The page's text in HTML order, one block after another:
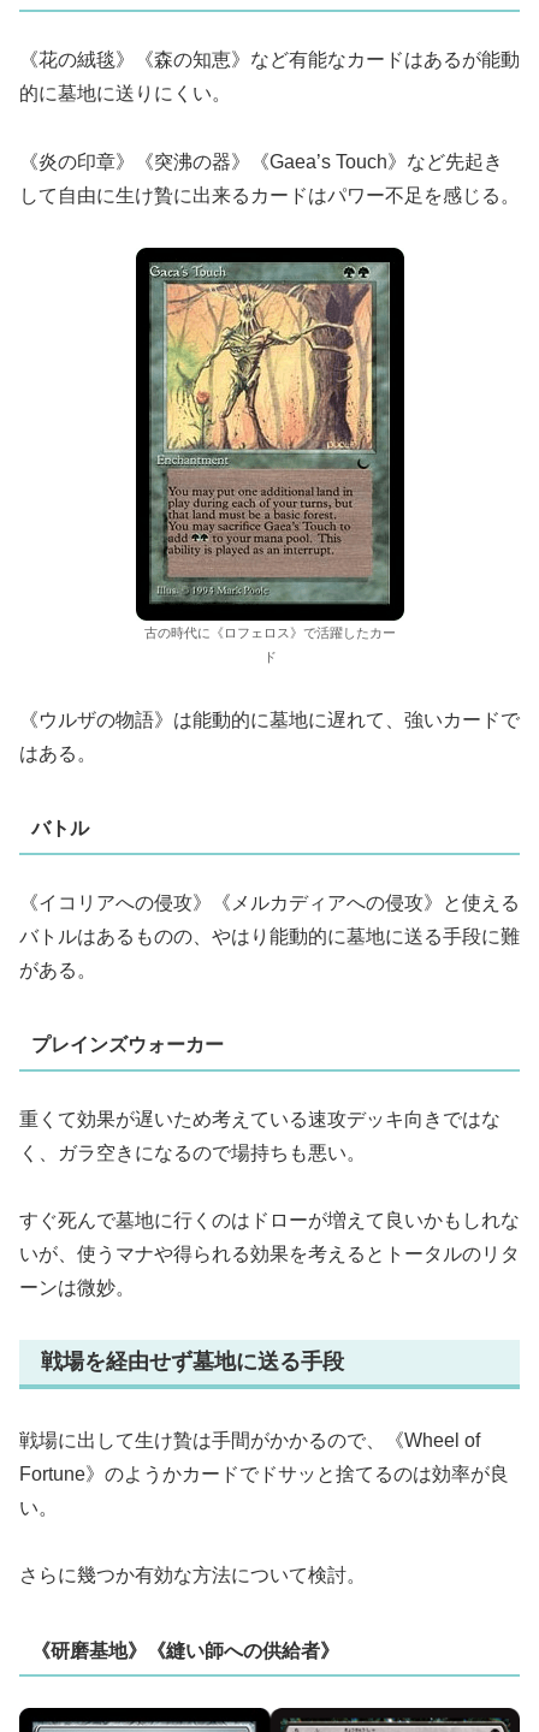
《花の絨毯》《森の知恵》など有能なカードはあるが能動
的に墓地に送りにくい。
《炎の印章》《突沸の器》《Gaea’s Touch》など先起き
して自由に生け贄に出来るカードはパワー不足を感じる。
古の時代に《ロフェロス》で活躍したカー
ド
《ウルザの物語》は能動的に墓地に遅れて、強いカードで
はある。
バトル
《イコリアへの侵攻》《メルカディアへの侵攻》と使える
バトルはあるものの、やはり能動的に墓地に送る手段に難
がある。
プレインズウォーカー
重くて効果が遅いため考えている速攻デッキ向きではな
く、ガラ空きになるので場持ちも悪い。
すぐ死んで墓地に行くのはドローが増えて良いかもしれな
いが、使うマナや得られる効果を考えるとトータルのリタ
ーンは微妙。
戦場を経由せず墓地に送る手段
戦場に出して生け贄は手間がかかるので、《Wheel of
Fortune》のようかカードでドサッと捨てるのは効率が良
い。
さらに幾つか有効な方法について検討。
《研磨基地》《縫い師への供給者》